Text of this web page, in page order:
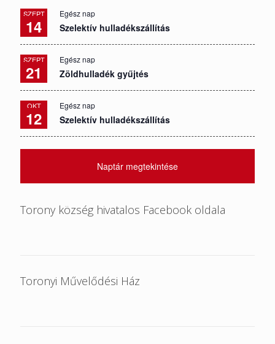
SZEPT
14
Egész nap
Szelektív hulladékszállítás
SZEPT
21
Egész nap
Zöldhulladék gyűjtés
OKT
12
Egész nap
Szelektív hulladékszállítás
Naptár megtekintése
Torony község hivatalos Facebook oldala
Toronyi Művelődési Ház